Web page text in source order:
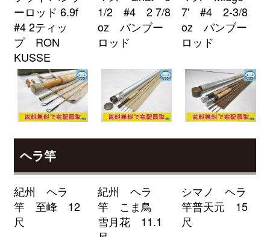
釣具買取クーポンturi20260404-
02 （2026/04/30迄）
2026/04/04
ローランス Elite-7Ti GPS魚探 未
使用
釣具買取クーポン
turi20260404-
（2026/04/30迄）
24,000円
ローランス HDS7 GEN2 TOUCH
魚探 未使用
釣具買取クーポンturi20260404-
04 （2026/04/30迄）
24,000円
2026/04/04
ローランス Elite-4X HDI 魚探 未
使用
釣具買取クーポンturi20260404-
05
（2026/04/30迄）
シマノ 電動リール 24 フォースマ
34,500円
ーロッド 6.9f
#4 2ティッ
プ RON
KUSSE
1/2 #4 2 7/8
oz バンブー
ロッド
7' #4 2-3/8
oz バンブー
ロッド
ヘラ竿
紀州 ヘラ
竿 至峰 12
尺
紀州 ヘラ
竿 こま鳥
雪月花 11.1
シマノ ヘラ
竿普天元 15
尺